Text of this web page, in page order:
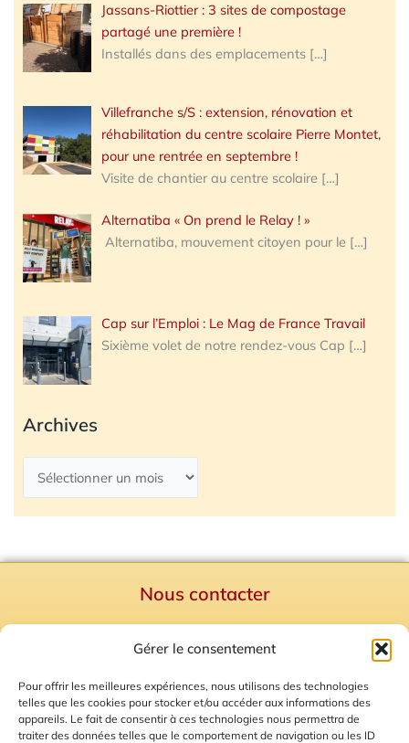
Gérer le consentement
Pour offrir les meilleures expériences, nous utilisons des technologies
telles que les cookies pour stocker et/ou accéder aux informations des
appareils. Le fait de consentir à ces technologies nous permettra de
traiter des données telles que le comportement de navigation ou les ID
Jassans-Riottier : 3 sites de compostage
partagé une première !
Installés dans des emplacements […]
Villefranche s/S : extension, rénovation et
réhabilitation du centre scolaire Pierre Montet,
pour une rentrée en septembre !
Visite de chantier au centre scolaire […]
Alternatiba « On prend le Relay ! »
Alternatiba, mouvement citoyen pour le […]
Cap sur l’Emploi : Le Mag de France Travail
Sixième volet de notre rendez-vous Cap […]
Archives
Nous contacter
Mentions Légales
Plan du site
Gestion des Cookies